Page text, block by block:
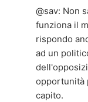
@sav: Non
funziona il
rispondo
ad un
opportunità
capito.